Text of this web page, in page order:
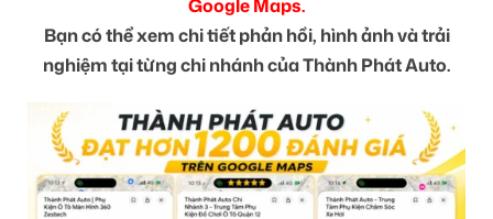
Google Maps.
Bạn có thể xem chi tiết phản hồi, hình ảnh và trải
nghiệm tại từng chi nhánh của Thành Phát Auto.